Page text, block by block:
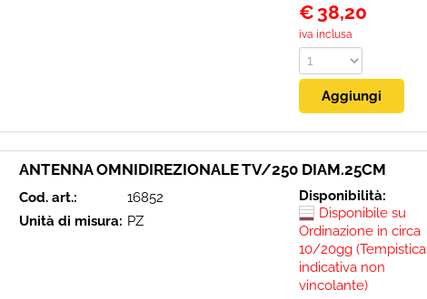
€ 38,20
iva inclusa
ANTENNA OMNIDIREZIONALE TV/250 DIAM.25CM
Cod. art.:
16852
Unità di misura: PZ
Disponibilità:
Disponibile su
Ordinazione in circa
10/20gg (Tempistica
indicativa non
vincolante)